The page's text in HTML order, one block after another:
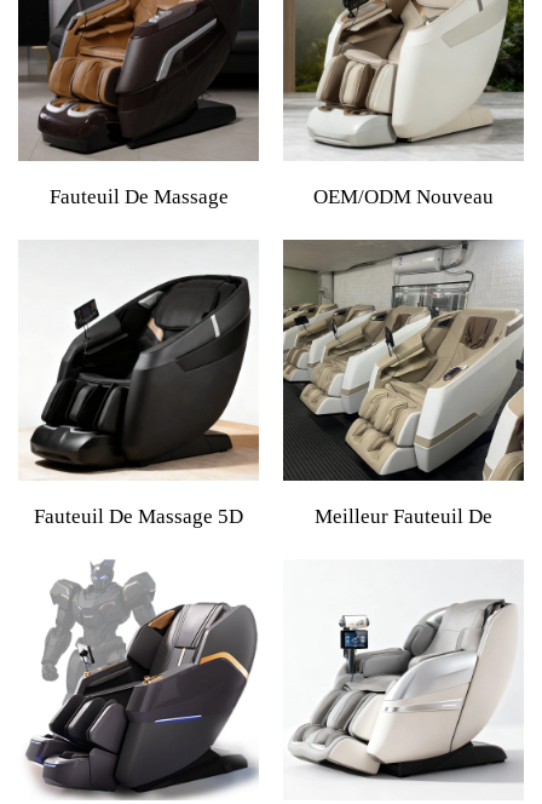
Fauteuil De Massage
Thérapie En Apesanteur,
Rouleau Pour Pieds,
Fauteuil Inclinable Tactile,
Fauteuil De Massage
Électrique Complet Avec
OEM/ODM Nouveau
Fauteuils Luxueux Haut De
Gamme Avec Rail SL
Fauteuil De Massage
Électrique Intelligent AI
Meilleur Fauteuil De
Massage De Luxe 2025
Fauteuil De Massage 5D
Shiatsu Massage Complet
En Apesanteur Meilleure
Qualité Fauteuil De
Massage À Pression D'air
Avec Massage Des Pieds
Meilleur Fauteuil De
Massant Électrique De
Haute Qualité Avec Gravité
Zéro Pour Le Dos Et Les
Pieds